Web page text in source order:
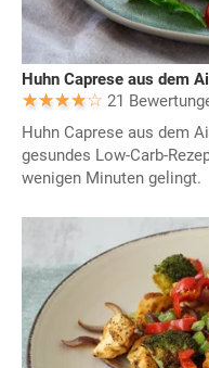
Huhn Caprese aus dem
21
Huhn Caprese aus dem
gesundes Low-Carb-
wenigen Minuten gelingt.